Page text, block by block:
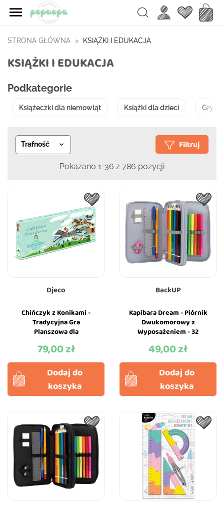
 Search Ulubione
STRONA GŁÓWNA KSIĄŻKI I EDUKACJA
KSIĄŻKI I EDUKACJA
Podkategorie
Książeczki dla niemowląt Książki dla dzieci Gry i
Trafność  Filtruj
Pokazano 1-36 z 786 pozycji
Djeco
Chińczyk z Konikami -
Tradycyjna Gra
Planszowa dla
Cena
79,00 zł
Dodaj do
koszyka
BackUP
Kapibara Dream - Piórnik
Dwukomorowy z
Wyposażeniem - 32
- BackUP
Cena
49,00 zł
Dodaj do
koszyka